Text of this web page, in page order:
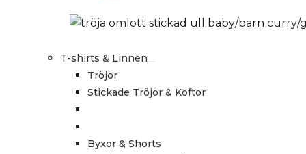
T-shirts & Linnen
Tröjor
Stickade Tröjor & Koftor
Byxor & Shorts